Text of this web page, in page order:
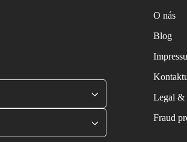
O nás
Blog
Legal &
Fraud